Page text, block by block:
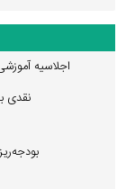
اجلاسیه
نقدی